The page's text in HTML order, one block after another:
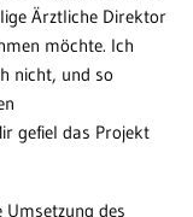
Ärztliche Direktor
möchte. Ich
nicht, und so
gefiel das Projekt
Umsetzung des